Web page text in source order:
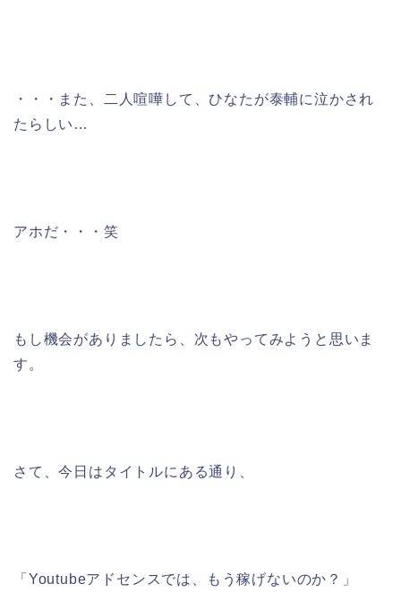
・・・また、二人喧嘩して、ひなたが泰輔に泣かされ
たらしい…
アホだ・・・笑
もし機会がありましたら、次もやってみようと思いま
す。
さて、今日はタイトルにある通り、
「Youtubeアドセンスでは、もう稼げないのか？」